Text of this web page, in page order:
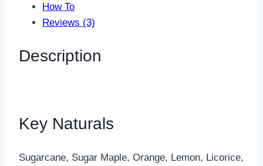
How To
Reviews (3)
Description
Key Naturals
Sugarcane, Sugar Maple, Orange, Lemon, Licorice,